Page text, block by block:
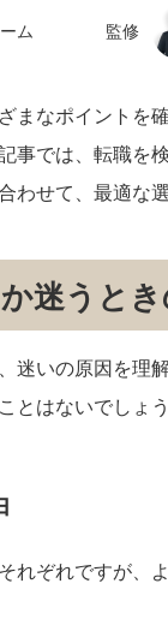
ム 監修
まなポイントを
事では、転職を
わせて、最適な
迷うと
迷いの原因を理
とはないでしょう
れぞれですが、